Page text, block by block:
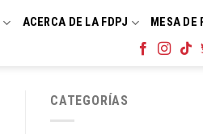
ACERCA DE LA FDPJ MESA DE
CATEGORÍAS